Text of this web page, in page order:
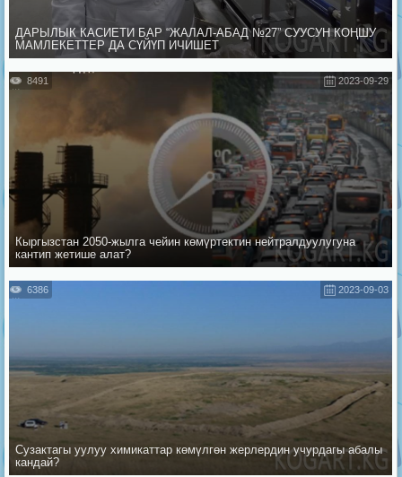
ДАРЫЛЫК КАСИЕТИ БАР “ЖАЛАЛ-АБАД №27” СУУСУН КОҢШУ
МАМЛЕКЕТТЕР ДА СҮЙҮП ИЧИШЕТ
2023-09-29
8491
Кыргызстан 2050-жылга чейин көмүртектин нейтралдуулугуна
кантип жетише алат?
2023-09-03
6386
Сузактагы уулуу химикаттар көмүлгөн жерлердин учурдагы абалы
кандай?